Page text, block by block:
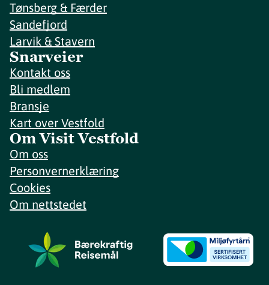
Tønsberg & Færder
Sandefjord
Larvik & Stavern
Snarveier
Kontakt oss
Bli medlem
Bransje
Kart over Vestfold
Om Visit Vestfold
Om oss
Personvernerklæring
Cookies
Om nettstedet